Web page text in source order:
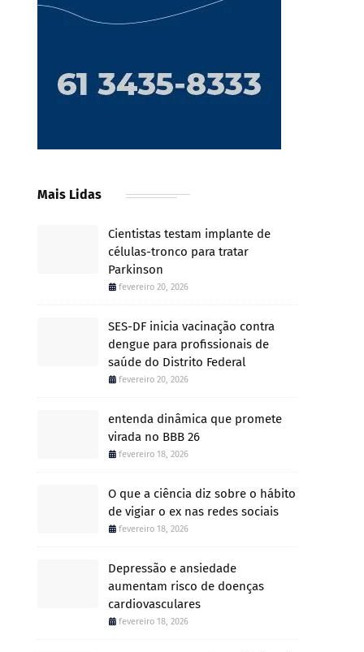
Mais Lidas
Cientistas testam implante de
células-tronco para tratar
Parkinson
fevereiro 20, 2026
SES-DF inicia vacinação contra
dengue para profissionais de
saúde do Distrito Federal
fevereiro 20, 2026
entenda dinâmica que promete
virada no BBB 26
fevereiro 18, 2026
O que a ciência diz sobre o hábito
de vigiar o ex nas redes sociais
fevereiro 18, 2026
Depressão e ansiedade
aumentam risco de doenças
cardiovasculares
fevereiro 18, 2026